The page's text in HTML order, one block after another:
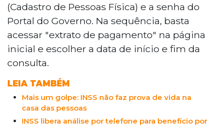
(Cadastro de Pessoas Física) e a senha do
Portal do Governo. Na sequência, basta
acessar "extrato de pagamento" na página
inicial e escolher a data de início e fim da
consulta.
LEIA TAMBÉM
Mais um golpe: INSS não faz prova de vida na
casa das pessoas
INSS libera análise por telefone para benefício por